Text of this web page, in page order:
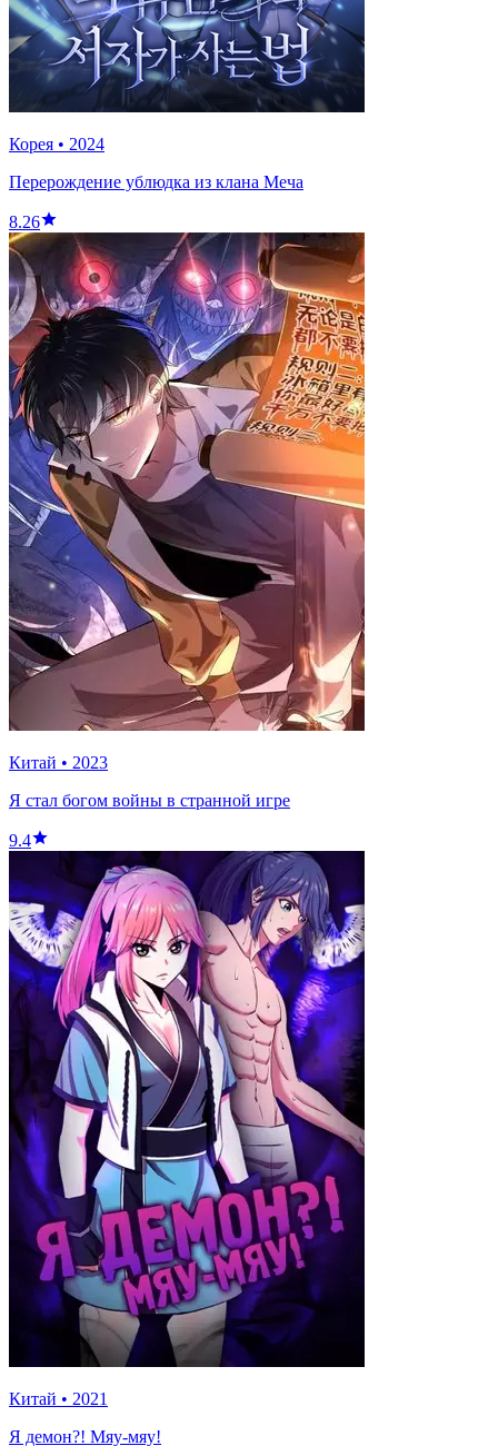
Корея • 2024
Перерождение ублюдка из клана Меча
8.26
Китай • 2023
Я стал богом войны в странной игре
9.4
Китай • 2021
Я демон?! Мяу-мяу!